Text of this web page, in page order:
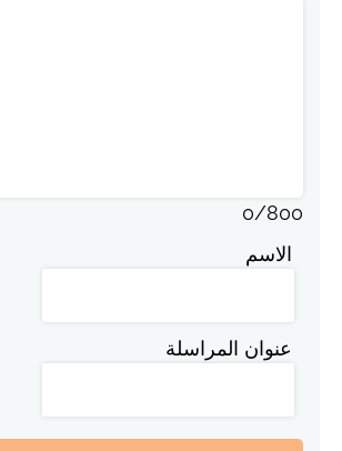
0/800
الاسم
عنوان المراسلة